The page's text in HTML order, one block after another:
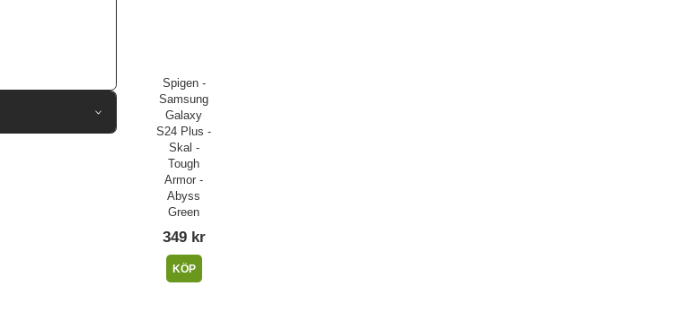
Spigen -
Samsung
Galaxy
S24 Plus -
Skal -
Tough
Armor -
Abyss
Green
349 kr
KÖP